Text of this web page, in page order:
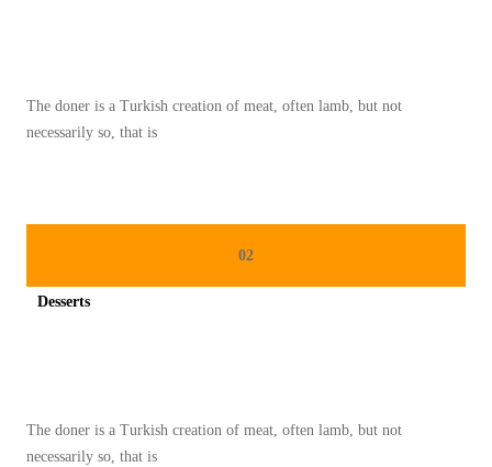
The doner is a Turkish creation of meat, often lamb, but not
necessarily so, that is
02
Desserts
The doner is a Turkish creation of meat, often lamb, but not
necessarily so, that is